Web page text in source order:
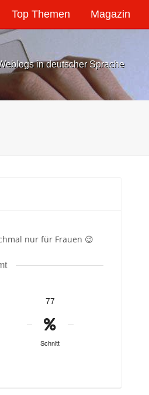
Top Themen Magazin
in deutscher Sprache
nur für Frauen 😉
77
Schnitt